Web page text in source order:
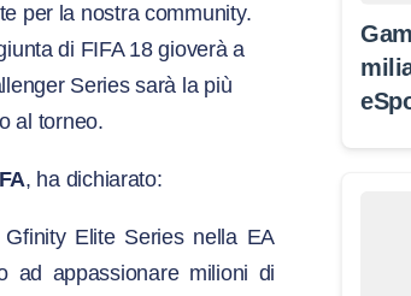
per la nostra community.
di FIFA 18 gioverà a
Series sarà la più
al torneo.
, ha dichiarato:
Elite Series nella EA
ad appassionare milioni di